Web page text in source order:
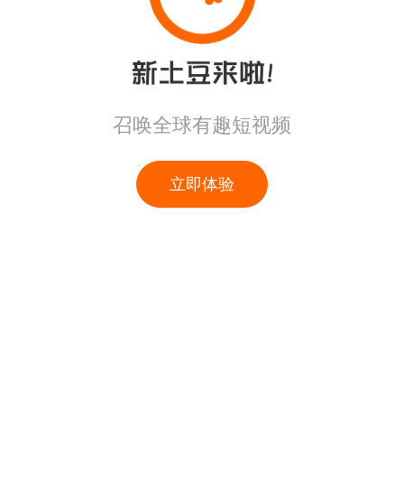
召唤全球有趣短视频
立即体验